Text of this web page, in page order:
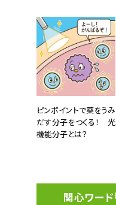
ピンポイントで薬をうみ
だす分子をつくる！ 光
機能分子とは？
関心ワード